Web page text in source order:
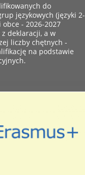
do
językowych (języki 2-
obce - 2026-2027
z deklaracji, a w
liczby chętnych -
na podstawie